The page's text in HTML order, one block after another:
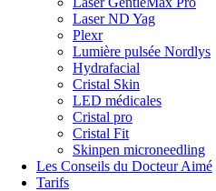
Laser ND Yag
Plexr
Lumière pulsée Nordlys
Hydrafacial
Cristal Skin
LED médicales
Cristal pro
Cristal Fit
Skinpen microneedling
Les Conseils du Docteur Aimé
Tarifs